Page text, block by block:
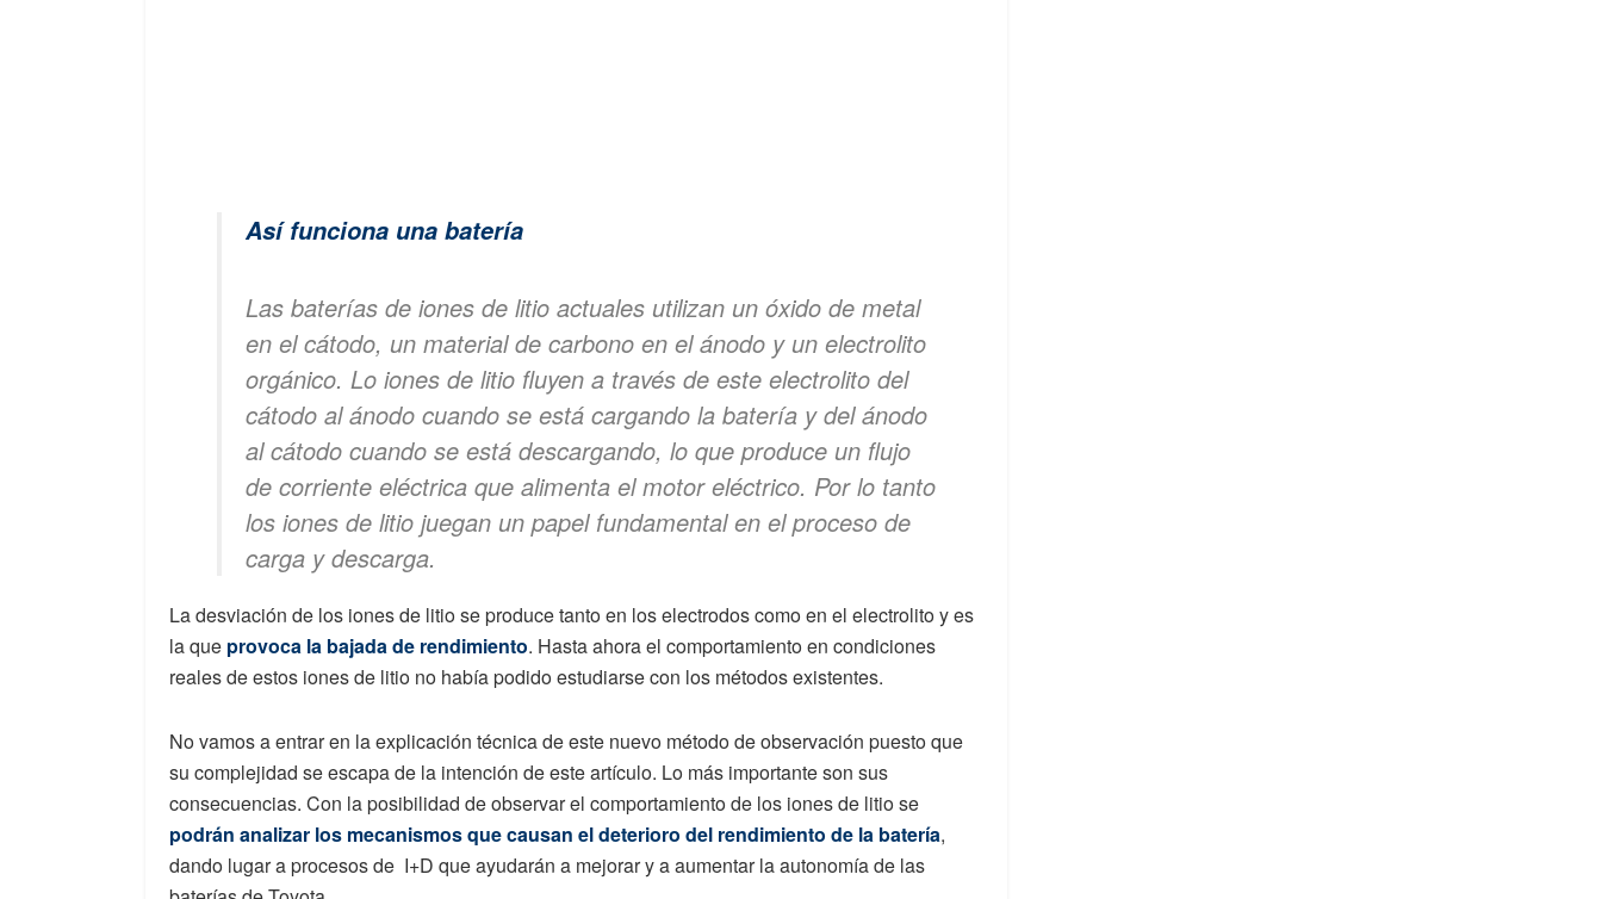
Así funciona una batería
Las baterías de iones de litio actuales utilizan un óxido de metal
en el cátodo, un material de carbono en el ánodo y un electrolito
orgánico. Lo iones de litio fluyen a través de este electrolito del
cátodo al ánodo cuando se está cargando la batería y del ánodo
al cátodo cuando se está descargando, lo que produce un flujo
de corriente eléctrica que alimenta el motor eléctrico. Por lo tanto
los iones de litio juegan un papel fundamental en el proceso de
carga y descarga.
La desviación de los iones de litio se produce tanto en los electrodos como en el electrolito y es
la que provoca la bajada de rendimiento. Hasta ahora el comportamiento en condiciones
reales de estos iones de litio no había podido estudiarse con los métodos existentes.
No vamos a entrar en la explicación técnica de este nuevo método de observación puesto que
su complejidad se escapa de la intención de este artículo. Lo más importante son sus
consecuencias. Con la posibilidad de observar el comportamiento de los iones de litio se
podrán analizar los mecanismos que causan el deterioro del rendimiento de la batería,
dando lugar a procesos de I+D que ayudarán a mejorar y a aumentar la autonomía de las